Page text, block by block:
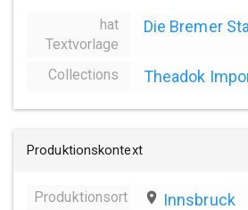
hat
Textvorlage
Die Bremer
Collections Theadok
Produktionskontext
Produktionsort place Innsbruck